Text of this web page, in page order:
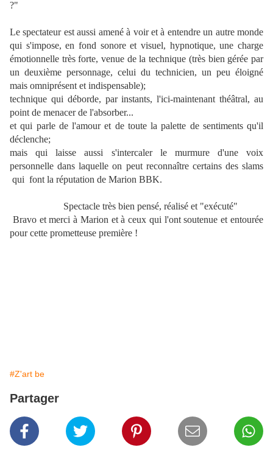
?"
Le spectateur est aussi amené à voir et à entendre un autre monde
qui s'impose, en fond sonore et visuel, hypnotique, une charge
émotionnelle très forte, venue de la technique (très bien gérée par
un deuxième personnage, celui du technicien, un peu éloigné
mais omniprésent et indispensable);
technique qui déborde, par instants, l'ici-maintenant théâtral, au
point de menacer de l'absorber...
et qui parle de l'amour et de toute la palette de sentiments qu'il
déclenche;
mais qui laisse aussi s'intercaler le murmure d'une voix
personnelle dans laquelle on peut reconnaître certains des slams
qui font la réputation de Marion BBK.
Spectacle très bien pensé, réalisé et "exécuté"
Bravo et merci à Marion et à ceux qui l'ont soutenue et entourée
pour cette prometteuse première !
#Z'art be
Partager